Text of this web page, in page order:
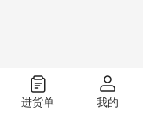
进货单 我的